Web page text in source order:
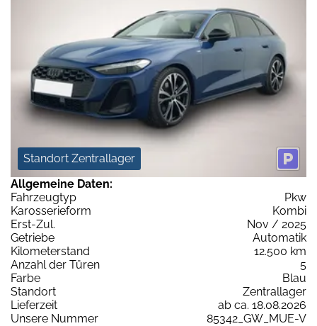
Standort Zentrallager
Allgemeine Daten:
Fahrzeugtyp
Pkw
Karosserieform
Kombi
Erst-Zul.
Nov / 2025
Getriebe
Automatik
Kilometerstand
12.500 km
Anzahl der Türen
5
Farbe
Blau
Standort
Zentrallager
Lieferzeit
ab ca. 18.08.2026
Unsere Nummer
85342_GW_MUE-V